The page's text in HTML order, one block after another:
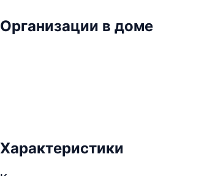
Организации в доме
Характеристики